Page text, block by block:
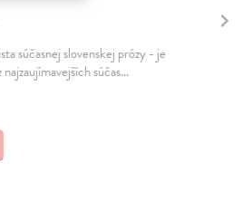
súčasnej slovenskej prózy - je
súčas...